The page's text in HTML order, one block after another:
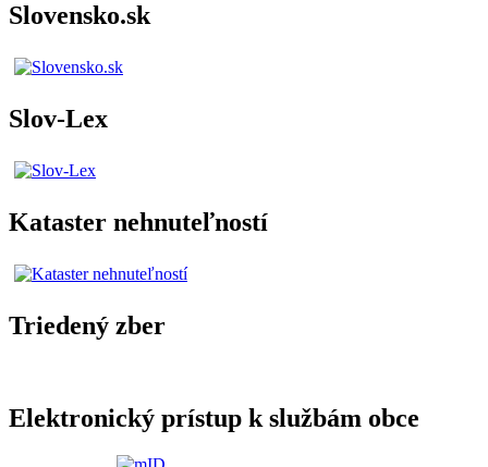
Slovensko.sk
Slov-Lex
Kataster nehnuteľností
Triedený zber
Elektronický prístup k službám obce